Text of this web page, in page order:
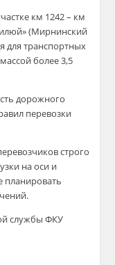
км 1242 – км
(Мирнинский
для транспортных
более 3,5
дорожного
перевозки
строго
на оси и
планировать
службы ФКУ